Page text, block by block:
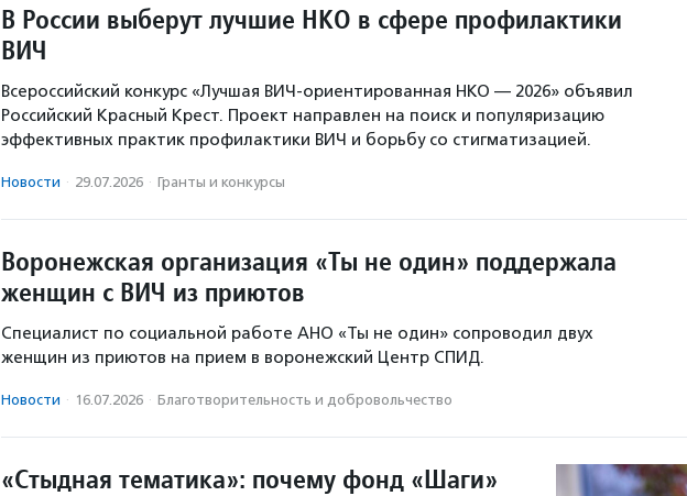
В России выберут лучшие НКО в сфере профилактики
ВИЧ
Всероссийский конкурс «Лучшая ВИЧ-ориентированная НКО — 2026» объявил
Российский Красный Крест. Проект направлен на поиск и популяризацию
эффективных практик профилактики ВИЧ и борьбу со стигматизацией.
Новости · 29.07.2026 · Гранты и конкурсы
Воронежская организация «Ты не один» поддержала
женщин с ВИЧ из приютов
Специалист по социальной работе АНО «Ты не один» сопроводил двух
женщин из приютов на прием в воронежский Центр СПИД.
Новости · 16.07.2026 · Благотвори­тель­ность и доброволь­чест­во
«Стыдная тематика»: почему фонд «Шаги»